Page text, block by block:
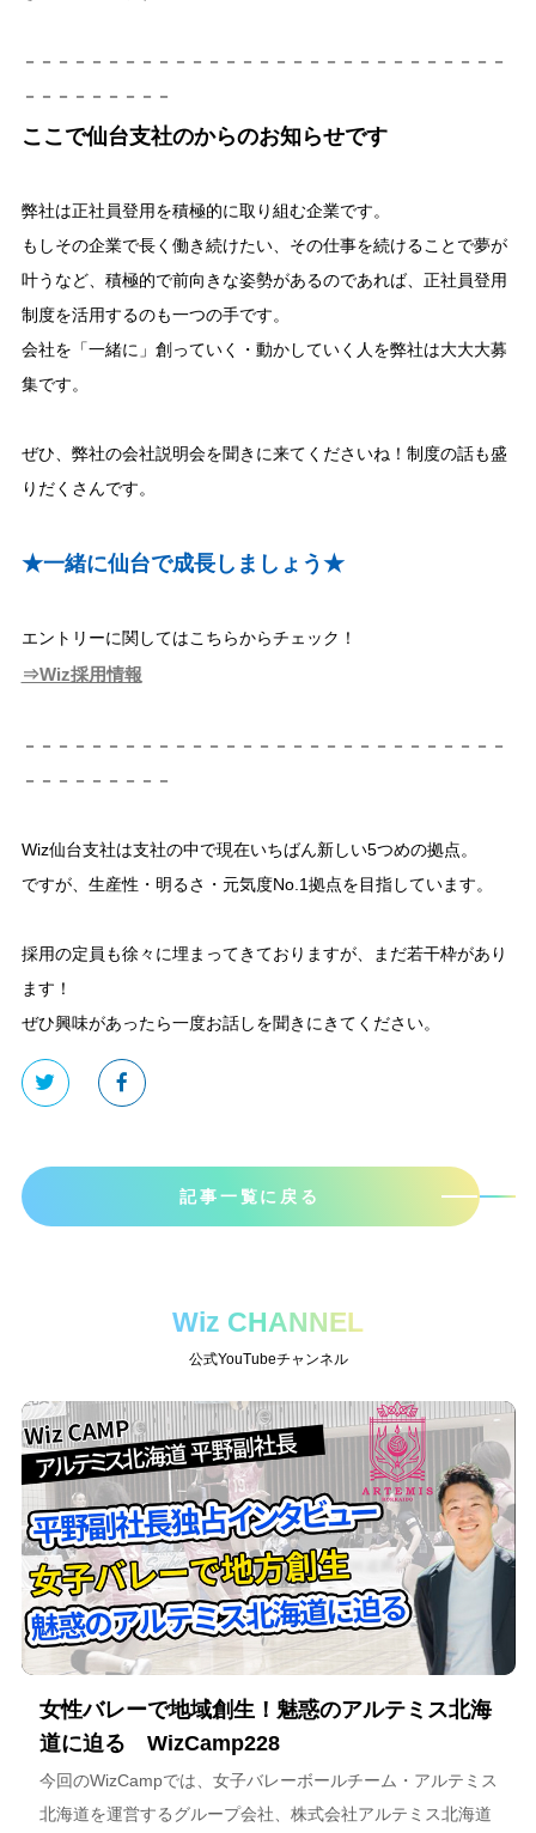
－－－－－－－－－－－－－－－－－－－－－－－－－－－－－
－－－－－－－－－
ここで仙台支社のからのお知らせです
弊社は正社員登用を積極的に取り組む企業です。
もしその企業で長く働き続けたい、その仕事を続けることで夢が
叶うなど、積極的で前向きな姿勢があるのであれば、正社員登用
制度を活用するのも一つの手です。
会社を「一緒に」創っていく・動かしていく人を弊社は大大大募
集です。
ぜひ、弊社の会社説明会を聞きに来てくださいね！制度の話も盛
りだくさんです。
★一緒に仙台で成長しましょう★
エントリーに関してはこちらからチェック！
⇒Wiz採用情報
－－－－－－－－－－－－－－－－－－－－－－－－－－－－－
－－－－－－－－－
Wiz仙台支社は支社の中で現在いちばん新しい5つめの拠点。
ですが、生産性・明るさ・元気度No.1拠点を目指しています。
採用の定員も徐々に埋まってきておりますが、まだ若干枠があり
ます！
ぜひ興味があったら一度お話しを聞きにきてください。
記事一覧に戻る
Wiz CHANNEL
公式YouTubeチャンネル
女性バレーで地域創生！魅惑のアルテミス北海
道に迫る WizCamp228
今回のWizCampでは、女子バレーボールチーム・アルテミス
北海道を運営するグループ会社、株式会社アルテミス北海道